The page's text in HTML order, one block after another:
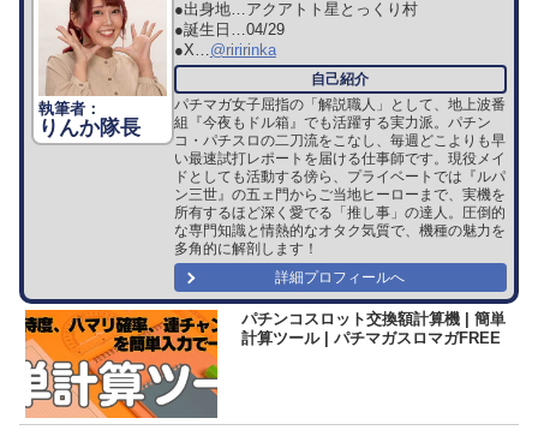
りんか隊長
●出身地…アクアトト星とっくり村
●誕生日…04/29
●X…@riririnka
パチマガ女子屈指の「解説職人」として、地上波番
組『今夜もドル箱』でも活躍する実力派。パチン
コ・パチスロの二刀流をこなし、毎週どこよりも早
い最速試打レポートを届ける仕事師です。現役メイ
ドとしても活動する傍ら、プライベートでは『ルパ
ン三世』の五ェ門からご当地ヒーローまで、実機を
所有するほど深く愛でる「推し事」の達人。圧倒的
な専門知識と情熱的なオタク気質で、機種の魅力を
多角的に解剖します！
詳細プロフィールへ
パチンコスロット交換額計算機 | 簡単
計算ツール | パチマガスロマガFREE